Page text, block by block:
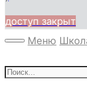
доступ закрыт
Меню